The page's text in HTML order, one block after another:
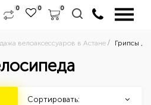
0 0 0
велоаксессуаров в Астане Грипсы ,
Сортировать: